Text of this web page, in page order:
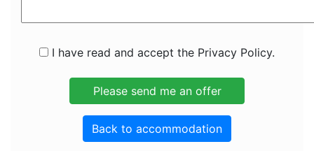
I have read and accept the Privacy Policy.
Back to accommodation